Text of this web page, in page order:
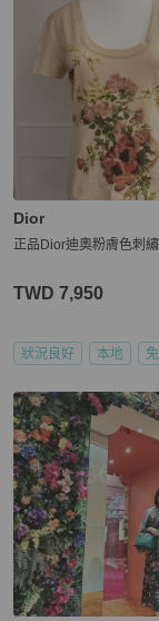
Dior
正品Dior迪奧粉膚色刺
TWD 7,950
狀況良好 本地